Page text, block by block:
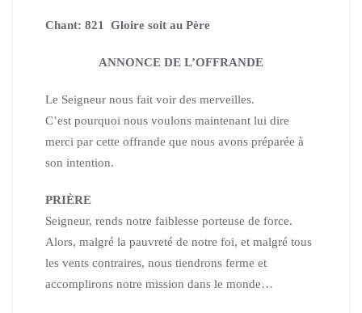
Chant: 821 Gloire soit au Père
ANNONCE DE L’OFFRANDE
Le Seigneur nous fait voir des merveilles.
C’est pourquoi nous voulons maintenant lui dire
merci par cette offrande que nous avons préparée à
son intention.
PRIÈRE
Seigneur, rends notre faiblesse porteuse de force.
Alors, malgré la pauvreté de notre foi, et malgré tous
les vents contraires, nous tiendrons ferme et
accomplirons notre mission dans le monde…